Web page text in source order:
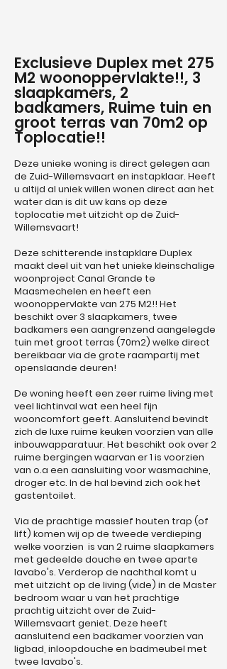
​Exclusieve Duplex met 275
M2 woonoppervlakte!!, 3
slaapkamers, 2
badkamers, Ruime tuin en
groot terras van 70m2 op
Toplocatie!!
Deze unieke woning is direct gelegen aan
de Zuid-Willemsvaart en instapklaar. Heeft
u altijd al uniek willen wonen direct aan het
water dan is dit uw kans op deze
toplocatie met uitzicht op de Zuid-
Willemsvaart!
Deze schitterende instapklare Duplex
maakt deel uit van het unieke kleinschalige
woonproject Canal Grande te
Maasmechelen en heeft een
woonoppervlakte van 275 M2!! Het
beschikt over 3 slaapkamers, twee
badkamers een aangrenzend aangelegde
tuin met groot terras (70m2) welke direct
bereikbaar via de grote raampartij met
openslaande deuren!
De woning heeft een zeer ruime living met
veel lichtinval wat een heel fijn
wooncomfort geeft. Aansluitend bevindt
zich de luxe ruime keuken voorzien van alle
inbouwapparatuur. Het beschikt ook over 2
ruime bergingen waarvan er 1 is voorzien
van o.a een aansluiting voor wasmachine,
droger etc. In de hal bevind zich ook het
gastentoilet.
Via de prachtige massief houten trap (of
lift) komen wij op de tweede verdieping
welke voorzien is van 2 ruime slaapkamers
met gedeelde douche en twee aparte
lavabo's. Verderop de nachthal komt u
met uitzicht op de living (vide) in de Master
bedroom waar u van het prachtige
prachtig uitzicht over de Zuid-
Willemsvaart geniet. Deze heeft
aansluitend een badkamer voorzien van
ligbad, inloopdouche en badmeubel met
twee lavabo's.